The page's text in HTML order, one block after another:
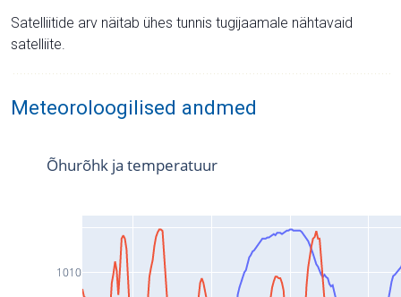
Satelliitide arv näitab ühes tunnis tugijaamale nähtavaid
satelliite.
Meteoroloogilised andmed
1010
Õhurõhk ja temperatuur